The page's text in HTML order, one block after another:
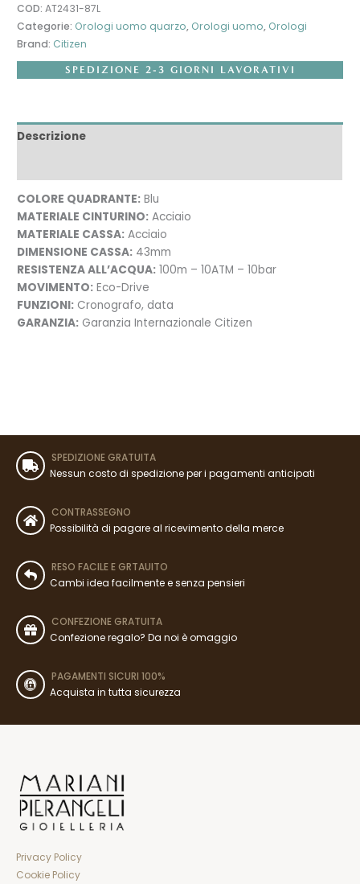
COD:AT2431-87L
Categorie: Orologi uomo quarzo, Orologi uomo, Orologi
Brand: Citizen
SPEDIZIONE 2-3 GIORNI LAVORATIVI
Descrizione
COLORE QUADRANTE: Blu
MATERIALE CINTURINO: Acciaio
MATERIALE CASSA: Acciaio
DIMENSIONE CASSA: 43mm
RESISTENZA ALL’ACQUA: 100m – 10ATM – 10bar
MOVIMENTO: Eco-Drive
FUNZIONI: Cronografo, data
GARANZIA: Garanzia Internazionale Citizen
SPEDIZIONE GRATUITA
Nessun costo di spedizione per i pagamenti anticipati
CONTRASSEGNO
Possibilità di pagare al ricevimento della merce
RESO FACILE E GRTAUITO
Cambi idea facilmente e senza pensieri
CONFEZIONE GRATUITA
Confezione regalo? Da noi è omaggio
PAGAMENTI SICURI 100%
Acquista in tutta sicurezza
Privacy Policy
Cookie Policy